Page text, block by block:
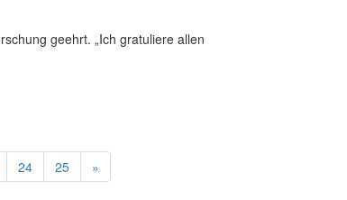
geehrt. „Ich gratuliere allen
24 25 »